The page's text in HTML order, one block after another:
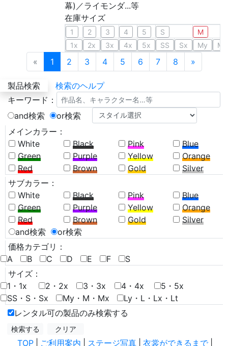
幕)／ライモンダ...等
在庫サイズ
1 2 3 4 5 S
M
1x
2x 3x 4x 5x SS Sx My Mx
« Previous
1(current)
2 3 4 5 6 7 8 »Next
製品検索
検索のヘルプ
キーワード：
and検索
or検索
メインカラー：
White
Black Pink
Blue
Green
Purple Yellow
Orange
Red
Brown Gold
Silver
サブカラー：
White
Black Pink
Blue
Green
Purple Yellow
Orange
Red
Brown Gold
Silver
and検索
or検索
価格カテゴリ：
A
B C D E F
S
サイズ：
1・1x
2・2x 3・3x 4・4x
5・5x
SS・S・Sx
My・M・Mx
Ly・L・Lx・Lt
レンタル可の製品のみ検索する
TOP ご利用案内 ステージ写真 衣裳ができるまで